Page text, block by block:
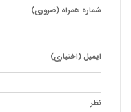
شماره همراه (ضروری)
ایمیل (اختیاری)
نظر